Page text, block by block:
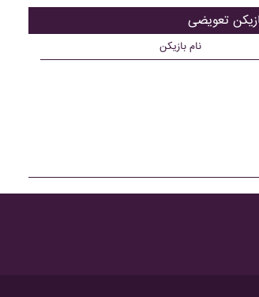
نام بازیکن